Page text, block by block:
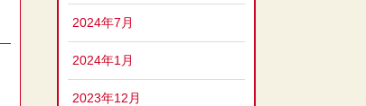
2024年7月
2024年1月
2023年12月